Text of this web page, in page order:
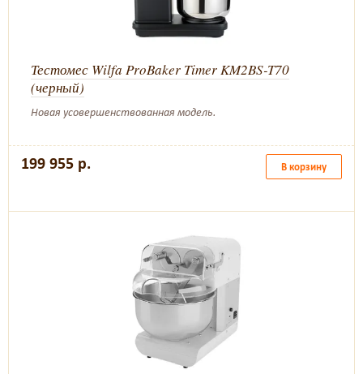
Тестомес Wilfa ProBaker Timer KM2BS-T70
(черный)
Новая усовершенствованная модель.
199 955 р. В корзину